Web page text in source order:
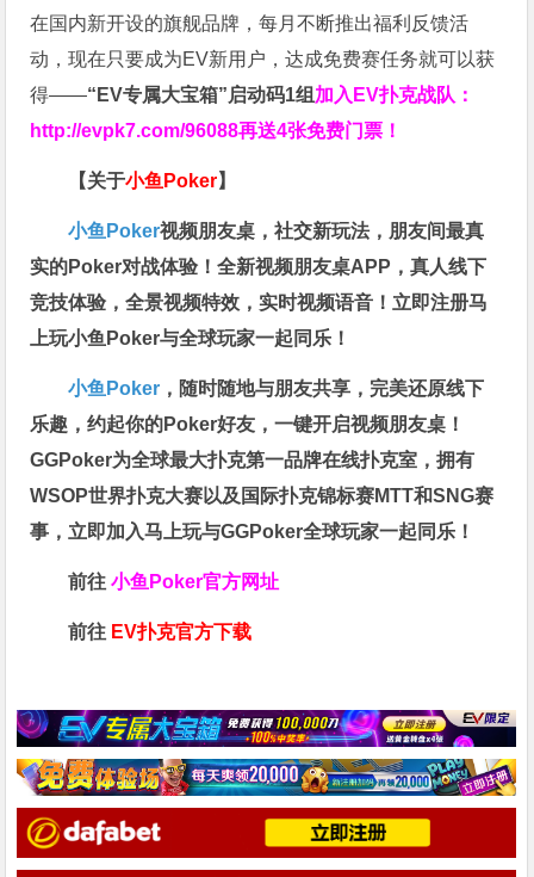
在国内新开设的旗舰品牌，每月不断推出福利反馈活
动，现在只要成为EV新用户，达成免费赛任务就可以获
得——“EV专属大宝箱”启动码1组 加入EV扑克战队：
http://evpk7.com/96088再送4张免费门票！
【关于小鱼Poker】
小鱼Poker视频朋友桌，社交新玩法，朋友间最真
实的Poker对战体验！全新视频朋友桌APP，真人线下
竞技体验，全景视频特效，实时视频语音！立即注册马
上玩小鱼Poker与全球玩家一起同乐！
小鱼Poker ，随时随地与朋友共享，完美还原线下
乐趣，约起你的Poker好友，一键开启视频朋友桌！
GGPoker为全球最大扑克第一品牌在线扑克室，拥有
WSOP世界扑克大赛以及国际扑克锦标赛MTT和SNG赛
事，立即加入马上玩与GGPoker全球玩家一起同乐！
前往小鱼Poker官方网址
前往 EV扑克官方下载